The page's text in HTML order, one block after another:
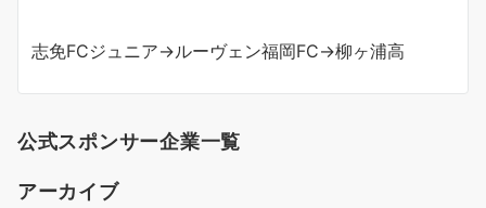
志免FCジュニア→ルーヴェン福岡FC→柳ヶ浦高
公式スポンサー企業一覧
アーカイブ